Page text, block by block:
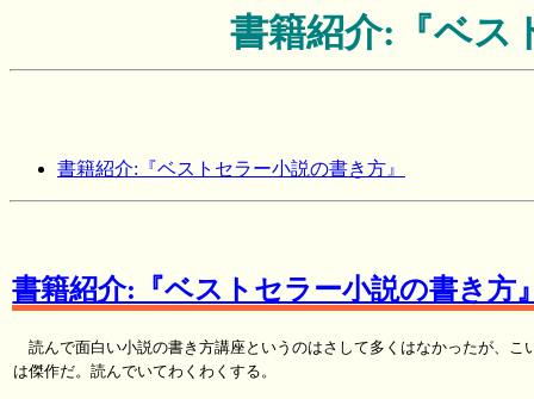
書籍紹介:『ベス
書籍紹介:『ベストセラー小説の書き方』
書籍紹介:『ベストセラー小説の書き方
読んで面白い小説の書き方講座というのはさして多くはなかったが、こ
は傑作だ。読んでいてわくわくする。